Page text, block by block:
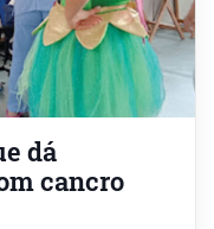
dá
cancro